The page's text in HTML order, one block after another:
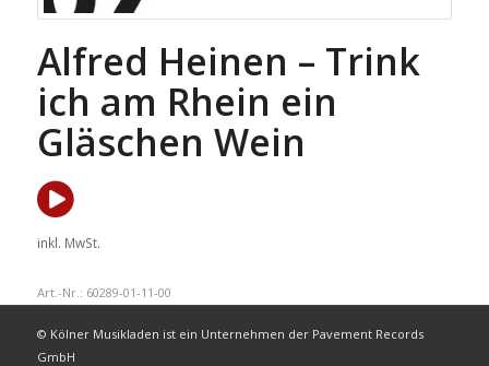
Alfred Heinen – Trink
ich am Rhein ein
Gläschen Wein
inkl. MwSt.
Art.-Nr.: 60289-01-11-00
© Kölner Musikladen ist ein Unternehmen der Pavement Records
GmbH